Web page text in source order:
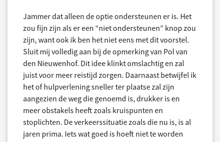
Jammer dat alleen de optie ondersteunen er is. Het
zou fijn zijn als er een “niet ondersteunen” knop zou
zijn, want ook ik ben het niet eens met dit voorstel.
Sluit mij volledig aan bij de opmerking van Pol van
den Nieuwenhof. Dit idee klinkt omslachtig en zal
juist voor meer reistijd zorgen. Daarnaast betwijfel ik
het of hulpverlening sneller ter plaatse zal zijn
aangezien de weg die genoemd is, drukker is en
meer obstakels heeft zoals kruispunten en
stoplichten. De verkeerssituatie zoals die nu is, is al
jaren prima. Iets wat goed is hoeft niet te worden